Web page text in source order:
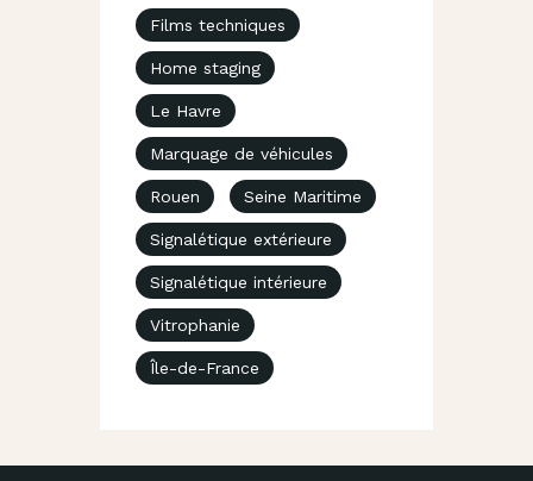
Films techniques
Home staging
Le Havre
Marquage de véhicules
Rouen Seine Maritime
Signalétique extérieure
Signalétique intérieure
Vitrophanie
Île-de-France